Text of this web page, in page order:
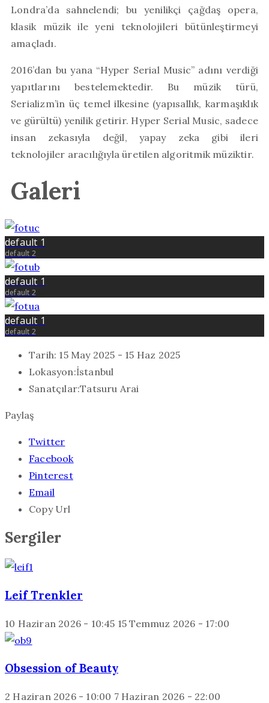
Londra’da sahnelendi; bu yenilikçi çağdaş opera,
klasik müzik ile yeni teknolojileri bütünleştirmeyi
amaçladı.
2016’dan bu yana “Hyper Serial Music” adını verdiği
yapıtlarını bestelemektedir. Bu müzik türü,
Serializm’in üç temel ilkesine (yapısallık, karmaşıklık
ve gürültü) yenilik getirir. Hyper Serial Music, sadece
insan zekasıyla değil, yapay zeka gibi ileri
teknolojiler aracılığıyla üretilen algoritmik müziktir.
Galeri
default 1
default 2
default 1
default 2
default 1
default 2
Tarih: 15 May 2025 - 15 Haz 2025
Lokasyon:İstanbul
Sanatçılar:Tatsuru Arai
Paylaş
Twitter
Facebook
Pinterest
Email
Copy Url
Sergiler
Leif Trenkler
10 Haziran 2026 - 10:45 15 Temmuz 2026 - 17:00
Obsession of Beauty
2 Haziran 2026 - 10:00 7 Haziran 2026 - 22:00